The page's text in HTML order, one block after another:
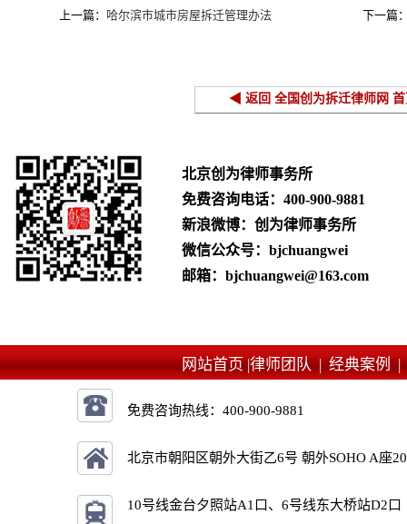
上一篇： 哈尔滨市城市房屋拆迁管理办法 下一篇
◀ 返回 全国创为拆迁律师网
北京创为律师事务所
免费咨询电话： 400-900-9881
新浪微博：创为律师事务所
微信公众号：bjchuangwei
邮箱：bjchuangwei@163.com
网站首页 |律师团队 |经典案例
免费咨询热线：400-900-9881
北京市朝阳区朝外大街乙6号 朝外SOHO A座
10号线金台夕照站A1口、6号线东大桥站D2口